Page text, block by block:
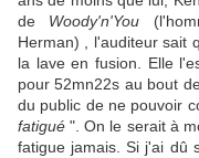
de Woody'n'You
Herman)
, l'auditeur sait
la lave en fusion. Elle
pour 52mn22s au bout
du public de ne pouvoir
fatigué ". On le serait à
fatigue jamais. Si j'ai dû